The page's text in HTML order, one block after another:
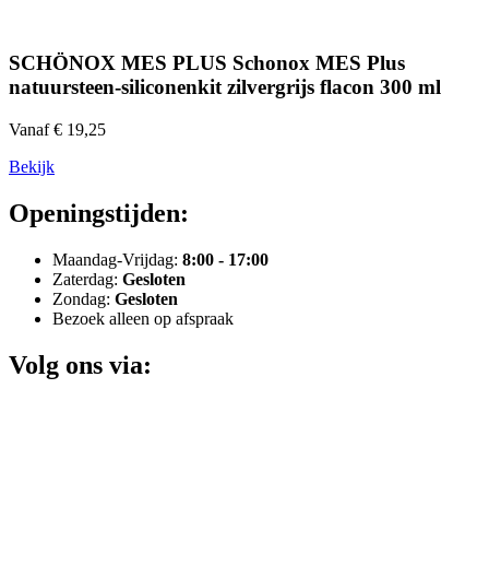
SCHÖNOX MES PLUS Schonox MES Plus
natuursteen-siliconenkit zilvergrijs flacon 300 ml
Vanaf € 19,25
Bekijk
Openingstijden:
Maandag-Vrijdag: 8:00 - 17:00
Zaterdag: Gesloten
Zondag: Gesloten
Bezoek alleen op afspraak
Volg ons via: